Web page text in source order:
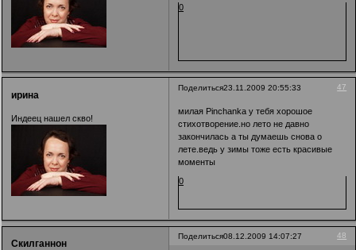
0
Поделиться 47
23.11.2009 20:55:33
ирина
Индеец нашел скво!
милая Pinchanka у тебя хорошое
стихотворение.но лето не давно
закончилась а ты думаешь снова о
лете.ведь у зимы тоже есть красивые
моменты
0
Поделиться 48
08.12.2009 14:07:27
Скилганнон